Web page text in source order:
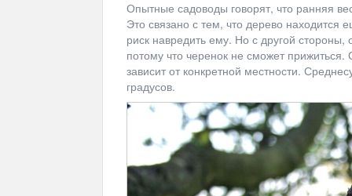
Опытные садоводы говорят, что ранняя
Это связано с тем, что дерево
риск навредить ему. Но с другой
потому что черенок не сможет
зависит от конкретной местности.
градусов.